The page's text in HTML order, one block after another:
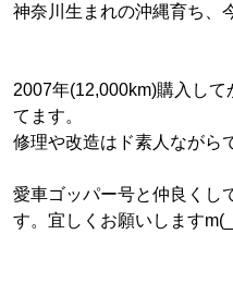
神奈川生まれの沖縄育ち
2007年(12,000km)購入し
てます。
修理や改造はド素人ながら
愛車ゴッパー号と仲良くし
す。宜しくお願いします